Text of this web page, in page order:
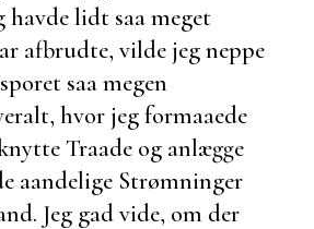
lidt saa meget
afbrudte, vilde jeg neppe
saa megen
hvor jeg formaaede
Traade og anlægge
aandelige Strømninger
Jeg gad vide, om der